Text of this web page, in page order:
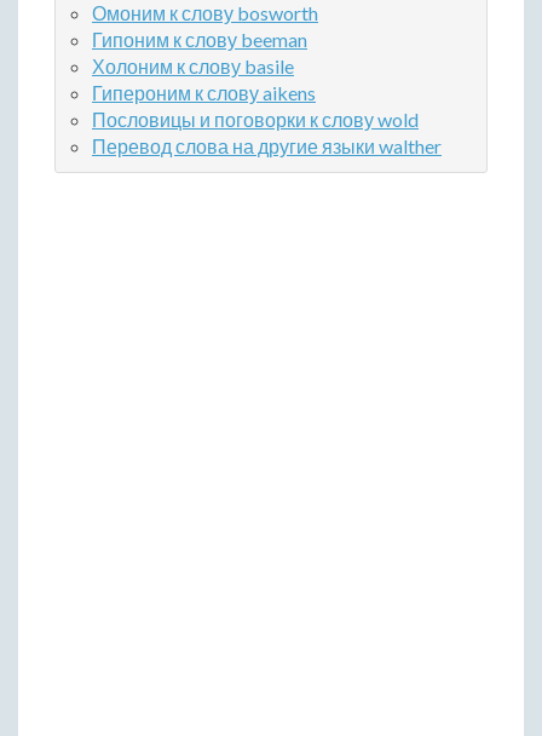
Омоним к слову bosworth
Гипоним к слову beeman
Холоним к слову basile
Гипероним к слову aikens
Пословицы и поговорки к слову wold
Перевод слова на другие языки walther